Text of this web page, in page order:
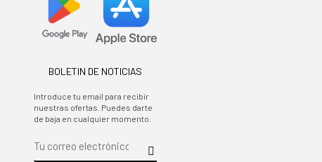
BOLETIN DE NOTICIAS
Introduce tu email para recibir
nuestras ofertas. Puedes darte
de baja en cualquier momento.